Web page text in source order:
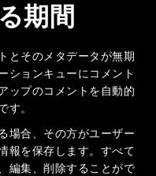
期間
とそのメタデータが無期
ションキューにコメント
ップのコメントを自動的
。
場合、その方がユーザー
報を保存します。すべて
編集、削除することがで